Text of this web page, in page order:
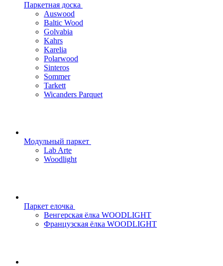
Паркетная доска
Auswood
Baltic Wood
Golvabia
Kahrs
Karelia
Polarwood
Sinteros
Sommer
Tarkett
Wicanders Parquet
Модульный паркет
Lab Arte
Woodlight
Паркет елочка
Венгерская ёлка WOODLIGHT
Французская ёлка WOODLIGHT